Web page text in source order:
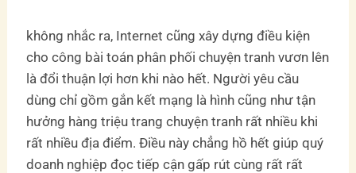
không nhắc ra, Internet cũng xây dựng điều kiện
cho công bài toán phân phối chuyện tranh vươn lên
là đổi thuận lợi hơn khi nào hết. Người yêu cầu
dùng chỉ gồm gắn kết mạng là hình cũng như tận
hưởng hàng triệu trang chuyện tranh rất nhiều khi
rất nhiều địa điểm. Điều này chẳng hồ hết giúp quý
doanh nghiệp đọc tiếp cận gấp rút cùng rất rất